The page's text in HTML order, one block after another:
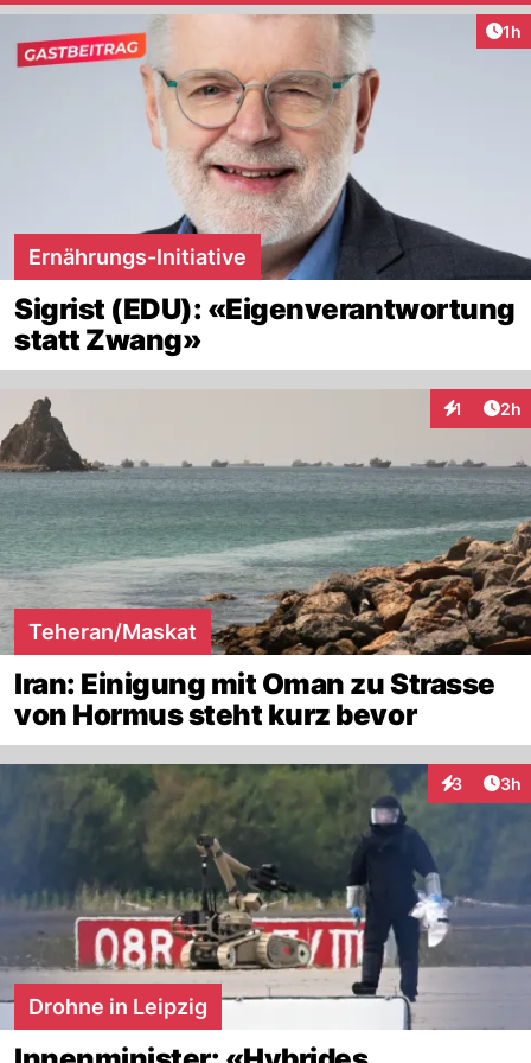
1h
Ernährungs-Initiative
Sigrist (EDU): «Eigenverantwortung
statt Zwang»
1 2h
Teheran/Maskat
Iran: Einigung mit Oman zu Strasse
von Hormus steht kurz bevor
3 3h
Drohne in Leipzig